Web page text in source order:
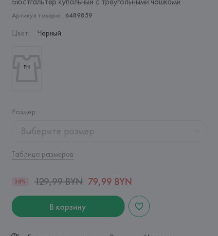
Артикул товара: 6489859
Цвет: Черный
Размер:
Выберите размер
Таблица размеров
38% 129,99 BYN 79,99 BYN
В корзину